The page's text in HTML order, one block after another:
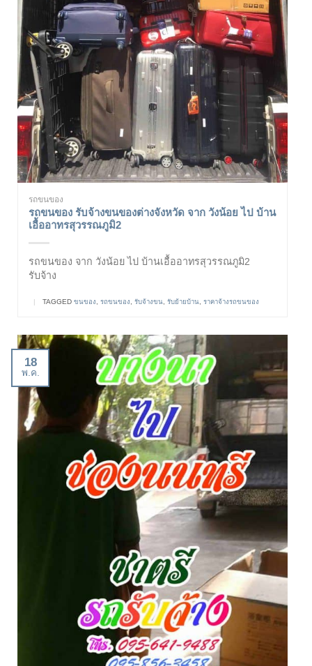
รถขนของ
รถขนของ รับจ้างขนของต่างจังหวัด จาก วังน้อย ไป บ้าน
เอื้ออาทรสุวรรณภูมิ2
รถขนของ จาก วังน้อย ไป บ้านเอื้ออาทรสุวรรณภูมิ2
รับจ้าง
| TAGGED ขนของ รถขนของ รับจ้างขน รับย้ายบ้าน ราคาจ้างรถขนของ
18
พ.ค.